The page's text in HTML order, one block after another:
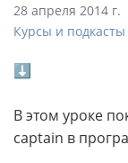
28 апреля 2014 г.
Курсы и
⬇
В этом уроке
captain в